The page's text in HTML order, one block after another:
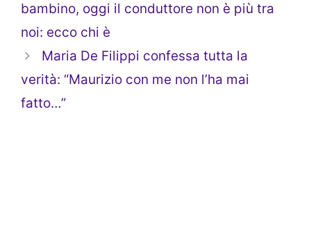
bambino, oggi il conduttore non è più tra
noi: ecco chi è
Maria De Filippi confessa tutta la
verità: “Maurizio con me non l’ha mai
fatto…”